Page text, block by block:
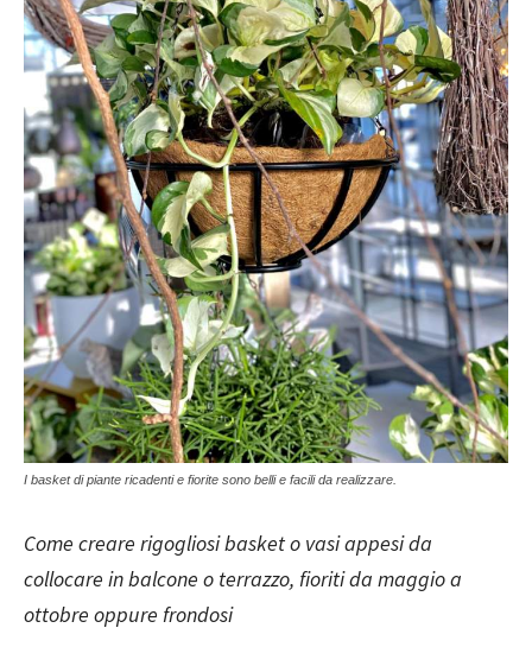
I basket di piante ricadenti e fiorite sono belli e facili da realizzare.
Come creare rigogliosi basket o vasi appesi da
collocare in balcone o terrazzo, fioriti da maggio a
ottobre oppure frondosi